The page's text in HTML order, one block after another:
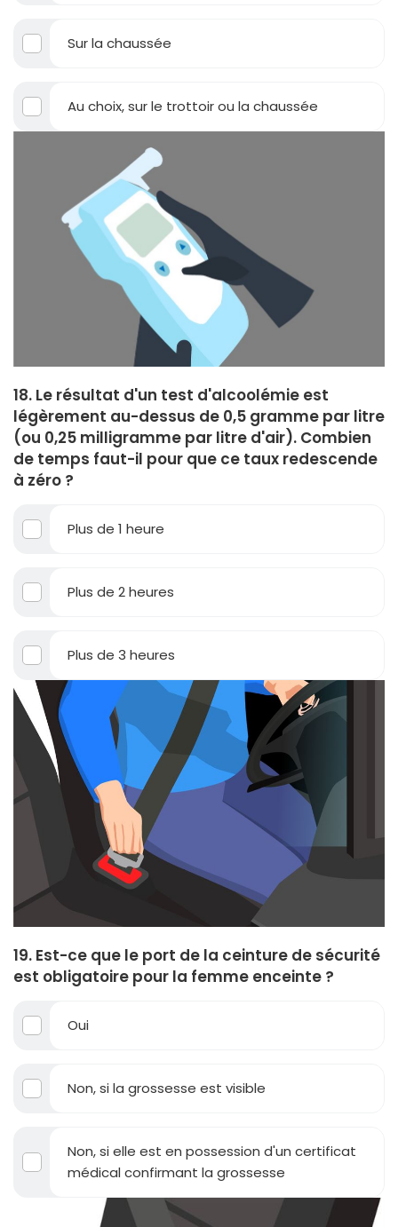
Sur la chaussée
Au choix, sur le trottoir ou la chaussée
18. Le résultat d'un test d'alcoolémie est
légèrement au-dessus de 0,5 gramme par litre
(ou 0,25 milligramme par litre d'air). Combien
de temps faut-il pour que ce taux redescende
à zéro ?
Plus de 1 heure
Plus de 2 heures
Plus de 3 heures
19. Est-ce que le port de la ceinture de sécurité
est obligatoire pour la femme enceinte ?
Oui
Non, si la grossesse est visible
Non, si elle est en possession d'un certificat
médical confirmant la grossesse